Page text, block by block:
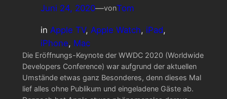
Juni 24, 2020—vonTom
in Apple TV, Apple Watch, iPad
iPhone, Mac
Die Eröffnungs-Keynote der WWDC 2020 (Worldwide
Developers Conference) war aufgrund der aktuellen
Umstände etwas ganz Besonderes, denn dieses Mal
lief alles ohne Publikum und eingeladene Gäste ab.